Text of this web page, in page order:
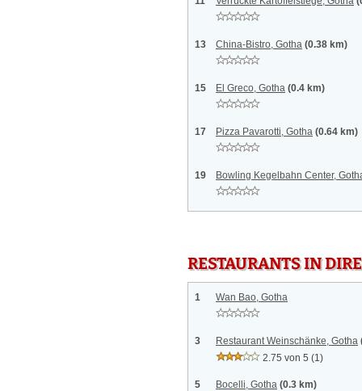
13 China-Bistro, Gotha (0.38 km)
15 El Greco, Gotha (0.4 km)
17 Pizza Pavarotti, Gotha (0.64 km)
19 Bowling Kegelbahn Center,
RESTAURANTS IN
1 Wan Bao, Gotha
3 Restaurant Weinschänke, Gotha
2.75 von 5 (1)
5 Bocelli, Gotha (0.3 km)